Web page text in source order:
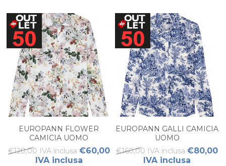
EUROPANN FLOWER
CAMICIA UOMO
€120,00 IVA inclusa €60,00
IVA inclusa
EUROPANN GALLI CAMICIA
UOMO
€160,00 IVA inclusa €80,00
IVA inclusa